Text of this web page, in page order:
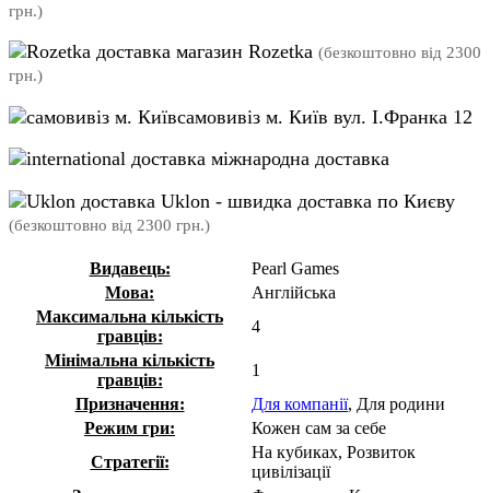
грн.)
магазин Rozetka (безкоштовно від 2300
грн.)
самовивіз м. Київ вул. І.Франка 12
міжнародна доставка
Uklon - швидка доставка по Києву
(безкоштовно від 2300 грн.)
Видавець:
Pearl Games
Мова:
Англійська
Максимальна кількість
гравців:
4
Мінімальна кількість
гравців:
1
Призначення:
Для компанії, Для родини
Режим гри:
Кожен сам за себе
Стратегії:
На кубиках, Розвиток
цивілізації